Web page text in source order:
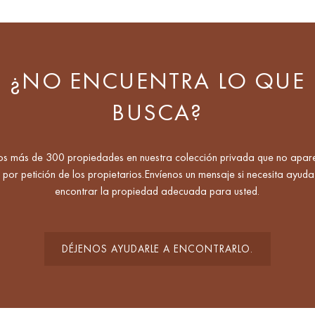
¿NO ENCUENTRA LO QUE
BUSCA?
más de 300 propiedades en nuestra colección privada que no
petición de los propietarios.Envíenos un mensaje si necesita
encontrar la propiedad adecuada para usted.
DÉJENOS AYUDARLE A ENCONTRARLO.